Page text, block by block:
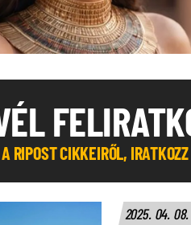
RIPOST CIKKEIRŐL,
2025. 04. 08.